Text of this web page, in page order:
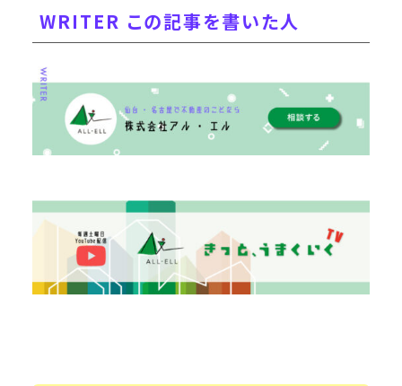
WRITER この記事を書いた人